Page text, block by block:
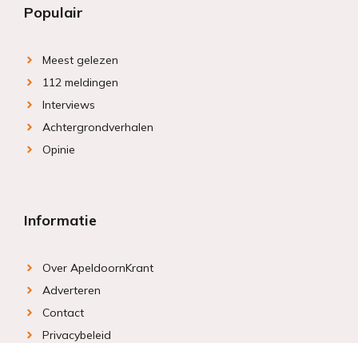
Populair
Meest gelezen
112 meldingen
Interviews
Achtergrondverhalen
Opinie
Informatie
Over ApeldoornKrant
Adverteren
Contact
Privacybeleid